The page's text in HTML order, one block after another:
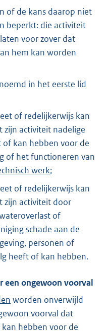
of de kans daarop niet
beperkt: die activiteit
voor zover dat
hem kan worden
in het eerste lid
of redelijkerwijs kan
zijn activiteit nadelige
of kan hebben voor de
of het functioneren van
werk;
of redelijkerwijs kan
zijn activiteit door
of
schade aan de
personen of
heeft of kan hebben.
een ongewoon voorval
worden onverwijld
voorval dat
hebben voor de